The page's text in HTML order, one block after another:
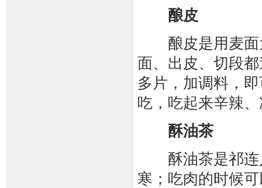
酿皮
酿皮是用麦面
面、出皮、切段
多片，加调料，
吃，吃起来辛辣
酥油茶
酥油茶是祁连
寒；吃肉的时候